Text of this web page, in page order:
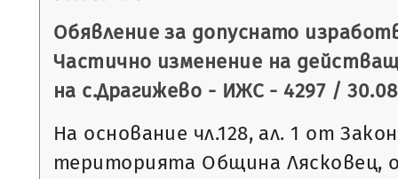
Обявление за допуснато
Частично изменение на
на с.Драгижево - ИЖС - 4297 /
На основание чл.128, ал. 1 от
територията Община Лясковец,